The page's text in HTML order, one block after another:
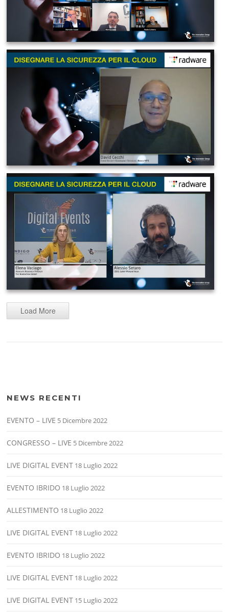
Load More
NEWS RECENTI
EVENTO – LIVE 5 Dicembre 2022
CONGRESSO – LIVE 5 Dicembre 2022
LIVE DIGITAL EVENT 18 Luglio 2022
EVENTO IBRIDO 18 Luglio 2022
ALLESTIMENTO 18 Luglio 2022
LIVE DIGITAL EVENT 18 Luglio 2022
EVENTO IBRIDO 18 Luglio 2022
LIVE DIGITAL EVENT 18 Luglio 2022
LIVE DIGITAL EVENT 15 Luglio 2022